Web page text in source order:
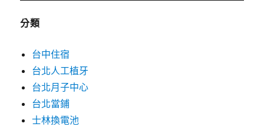
分類
台中住宿
台北人工植牙
台北月子中心
台北當鋪
士林換電池